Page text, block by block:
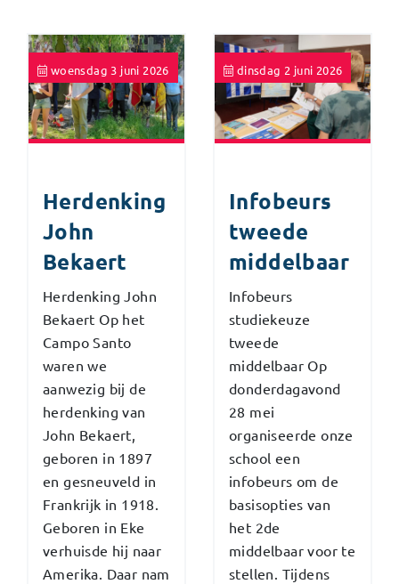
woensdag 3 juni 2026
Herdenking
John
Bekaert
Herdenking John
Bekaert Op het
Campo Santo
waren we
aanwezig bij de
herdenking van
John Bekaert,
geboren in 1897
en gesneuveld in
Frankrijk in 1918.
Geboren in Eke
verhuisde hij naar
Amerika. Daar nam
dinsdag 2 juni 2026
Infobeurs
tweede
middelbaar
Infobeurs
studiekeuze
tweede
middelbaar Op
donderdagavond
28 mei
organiseerde onze
school een
infobeurs om de
basisopties van
het 2de
middelbaar voor te
stellen. Tijdens